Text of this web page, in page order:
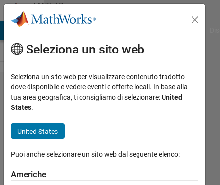
Vai al contenutoMATLAB
Answers
how to understand
and set the
boundarycondition
Michael
Seleziona un sito web
Seleziona un sito web per visualizzare contenuto tradotto
dove disponibile e vedere eventi e offerte locali. In base alla
tua area geografica, ti consigliamo di selezionare:United
States.
United States
Puoi anche selezionare un sito web dal seguente elenco:
Americhe